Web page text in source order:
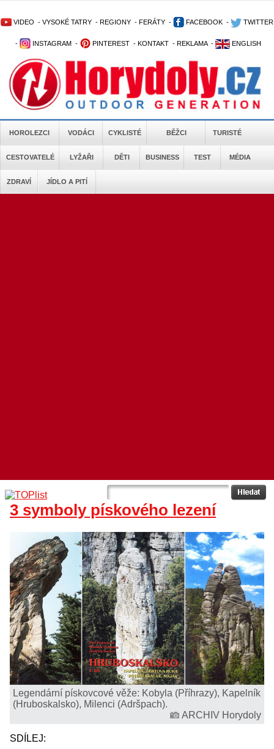
VIDEO - VYSOKÉ TATRY - REGIONY - FERÁTY - FACEBOOK - TWITTER
- INSTAGRAM - PINTEREST - KONTAKT - REKLAMA - ENGLISH
HOROLEZCI VODÁCI CYKLISTÉ BĚŽCI TURISTÉ
CESTOVATELÉ LYŽAŘI DĚTI BUSINESS TEST MÉDIA
ZDRAVÍ JÍDLO A PITÍ
3 symboly pískového lezení
Legendární pískovcové věže: Kobyla (Příhrazy), Kapelník
(Hruboskalsko), Milenci (Adršpach).
ARCHIV Horydoly
SDÍLEJ: